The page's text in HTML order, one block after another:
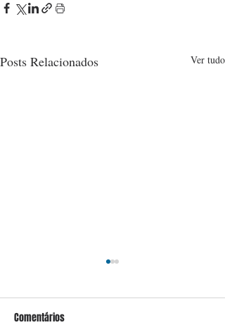
Posts Relacionados Ver tudo
Comentários